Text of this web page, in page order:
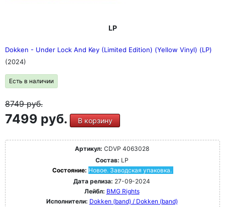
LP
Dokken - Under Lock And Key (Limited Edition) (Yellow Vinyl) (LP)
(2024)
Есть в наличии
8749руб.
7499 руб. В корзину
Артикул: CDVP 4063028
Состав: LP
Состояние: Новое. Заводская упаковка.
Дата релиза: 27-09-2024
Лейбл: BMG Rights
Исполнители: Dokken (band) / Dokken (band)